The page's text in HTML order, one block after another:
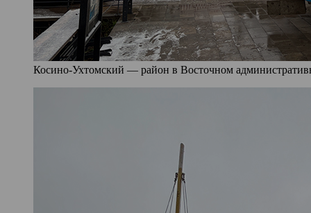
Косино-Ухтомский — район в Восточном